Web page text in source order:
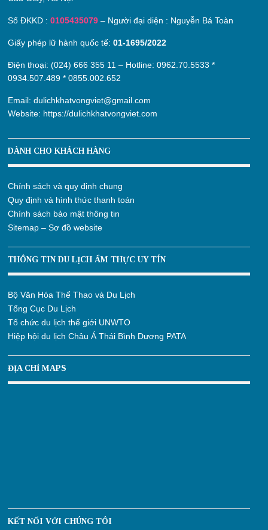
Số ĐKKD :0105435079 – Người đại diện : Nguyễn Bá Toàn
Giấy phép lữ hành quốc tế:01-1695/2022
Điện thoại: (024) 666 355 11 – Hotline:0962.70.5533 *
0934.507.489 *0855.002.652
Email:dulichkhatvongviet@gmail.com
Website: https://dulichkhatvongviet.com
DÀNH CHO KHÁCH HÀNG
Chính sách và quy định chung
Quy định và hình thức thanh toán
Chính sách bảo mật thông tin
Sitemap – Sơ đồ website
THÔNG TIN DU LỊCH ẨM THỰC UY TÍN
Bộ Văn Hóa Thể Thao và Du Lịch
Tổng Cục Du Lịch
Tổ chức du lịch thế giới UNWTO
Hiệp hội du lịch Châu Á Thái Bình Dương PATA
ĐỊA CHỈ MAPS
KẾT NỐI VỚI CHÚNG TÔI